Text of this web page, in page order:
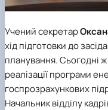
Учений секретар
хід підготовки до
планування. Сьогодні
реалізації програми
госпрозрахункових
Начальниквідділу